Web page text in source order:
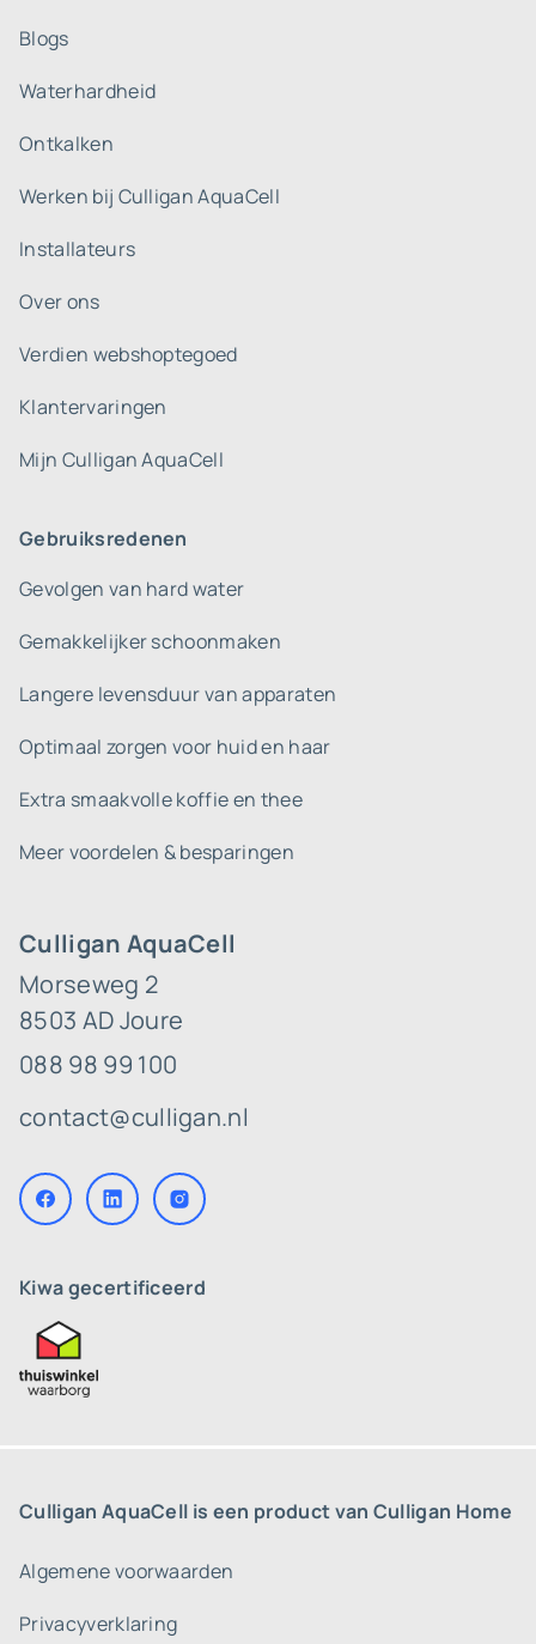
Culligan AquaCell
Morseweg 2
8503 AD Joure
088 98 99 100
contact@culligan.nl
Kiwa gecertificeerd
Blogs
Waterhardheid
Ontkalken
Werken bij Culligan AquaCell
Installateurs
Over ons
Verdien webshoptegoed
Klantervaringen
Mijn Culligan AquaCell
Gebruiksredenen
Gevolgen van hard water
Gemakkelijker schoonmaken
Langere levensduur van apparaten
Optimaal zorgen voor huid en haar
Extra smaakvolle koffie en thee
Meer voordelen & besparingen
Culligan AquaCell is een product van Culligan Home
Algemene voorwaarden
Privacyverklaring